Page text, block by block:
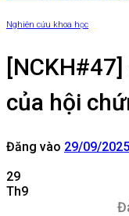
Nghiên cứu khoa học
của hội
Đăng vào 29/09/2025
29
Th9